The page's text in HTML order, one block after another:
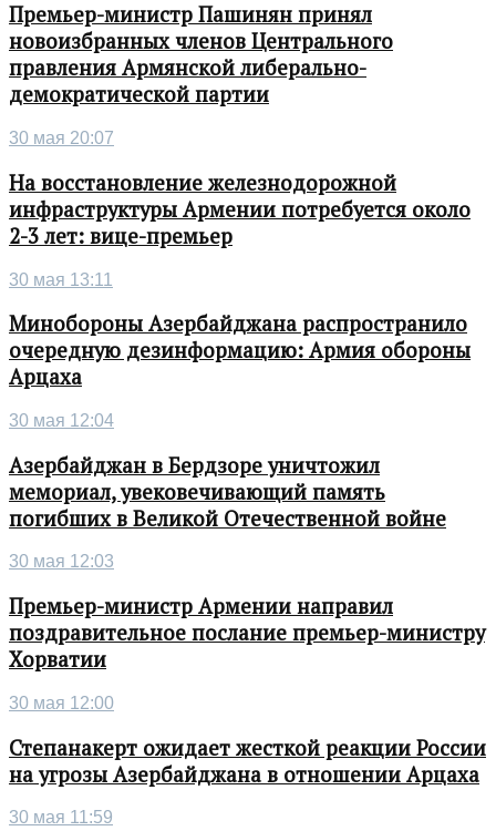
Премьер-министр Пашинян принял
новоизбранных членов Центрального
правления Армянской либерально-
демократической партии
30 мая 20:07
На восстановление железнодорожной
инфраструктуры Армении потребуется около
2-3 лет: вице-премьер
30 мая 13:11
Минобороны Азербайджана распространило
очередную дезинформацию: Армия обороны
Арцаха
30 мая 12:04
Азербайджан в Бердзоре уничтожил
мемориал, увековечивающий память
погибших в Великой Отечественной войне
30 мая 12:03
Премьер-министр Армении направил
поздравительное послание премьер-министру
Хорватии
30 мая 12:00
Степанакерт ожидает жесткой реакции России
на угрозы Азербайджана в отношении Арцаха
30 мая 11:59